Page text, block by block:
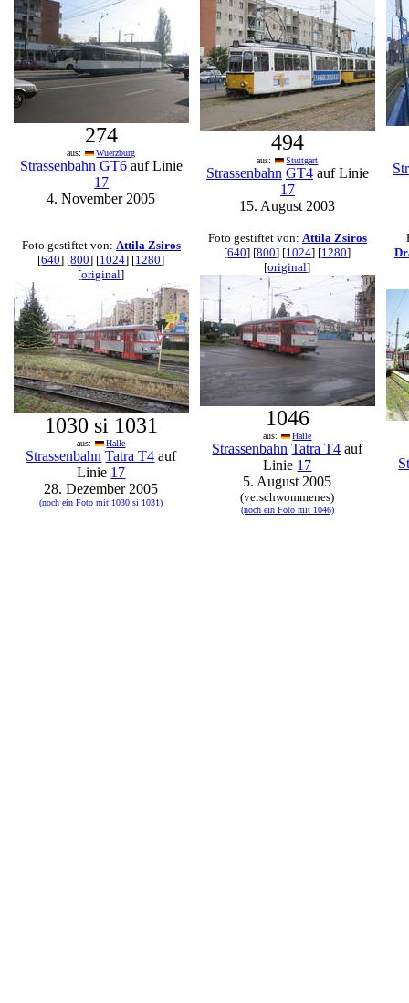
274
aus: Wuerzburg
Strassenbahn GT6 auf Linie
17
4. November 2005
494
aus: Stuttgart
Strassenbahn GT4 auf Linie
17
15. August 2003
Foto gestiftet von: Attila Zsiros
[640] [800] [1024] [1280]
[original]
1030 si 1031
aus: Halle
Strassenbahn Tatra T4 auf
Linie 17
28. Dezember 2005
(noch ein Foto mit 1030 si 1031)
Foto gestiftet von: Attila Zsiros
[640] [800] [1024] [1280]
[original]
1046
aus: Halle
Strassenbahn Tatra T4 auf
Linie 17
5. August 2005
(verschwommenes)
(noch ein Foto mit 1046)